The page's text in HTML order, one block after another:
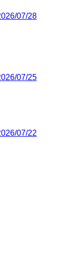
07/28
07/25
07/22